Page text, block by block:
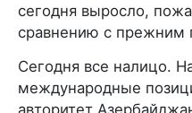
сегодня выросло,
сравнению с прежним
Сегодня все налицо.
международные
авторитет